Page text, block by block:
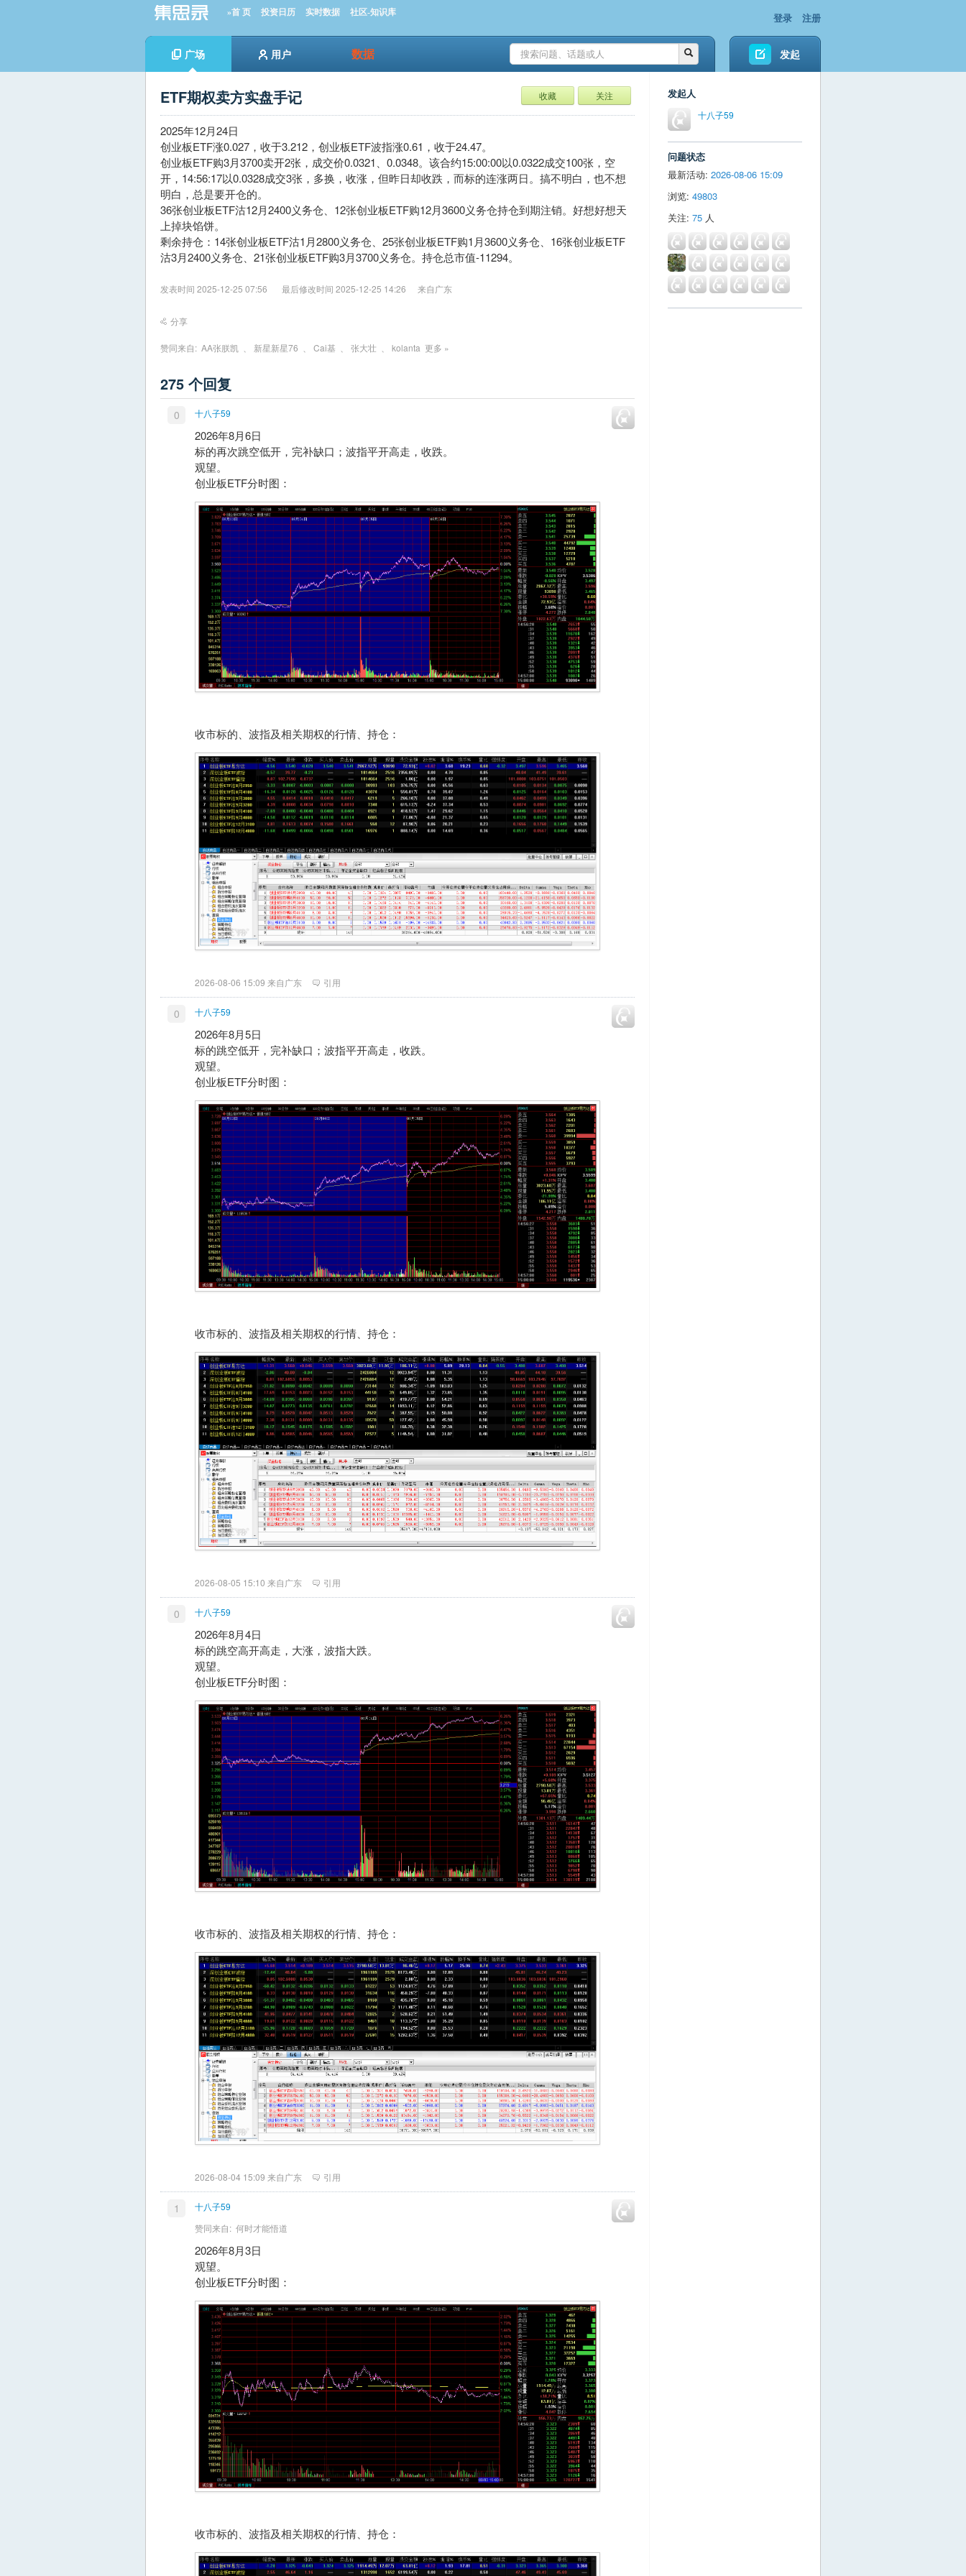
»首 页 投资日历 实时数据 社区-知识库 登录 注册
广场 用户 数据 发起
ETF期权卖方实盘手记 收藏 关注
2025年12月24日
创业板ETF涨0.027，收于3.212，创业板ETF波指涨0.61，收于24.47。
创业板ETF购3月3700卖开2张，成交价0.0321、0.0348。该合约15:00:00以0.0322成交100张，空
开，14:56:17以0.0328成交3张，多换，收涨，但昨日却收跌，而标的连涨两日。搞不明白，也不想
明白，总是要开仓的。
36张创业板ETF沽12月2400义务仓、12张创业板ETF购12月3600义务仓持仓到期注销。好想好想天
上掉块馅饼。
剩余持仓：14张创业板ETF沽1月2800义务仓、25张创业板ETF购1月3600义务仓、16张创业板ETF
沽3月2400义务仓、21张创业板ETF购3月3700义务仓。持仓总市值-11294。
发表时间 2025-12-25 07:56 最后修改时间 2025-12-25 14:26 来自广东
分享
赞同来自: AA张朕凯 新星新星76 Cai基 张大壮 kolanta 更多 »
275 个回复
0 十八子59
2026年8月6日
标的再次跳空低开，完补缺口；波指平开高走，收跌。
观望。
创业板ETF分时图：
收市标的、波指及相关期权的行情、持仓：
2026-08-06 15:09 来自广东 引用
0 十八子59
2026年8月5日
标的跳空低开，完补缺口；波指平开高走，收跌。
观望。
创业板ETF分时图：
收市标的、波指及相关期权的行情、持仓：
2026-08-05 15:10 来自广东 引用
0 十八子59
2026年8月4日
标的跳空高开高走，大涨，波指大跌。
观望。
创业板ETF分时图：
收市标的、波指及相关期权的行情、持仓：
2026-08-04 15:09 来自广东 引用
1
十八子59
赞同来自: 何时才能悟道
2026年8月3日
观望。
创业板ETF分时图：
收市标的、波指及相关期权的行情、持仓：
发起人
十八子59
问题状态
最新活动: 2026-08-06 15:09
浏览: 49803
关注: 75 人